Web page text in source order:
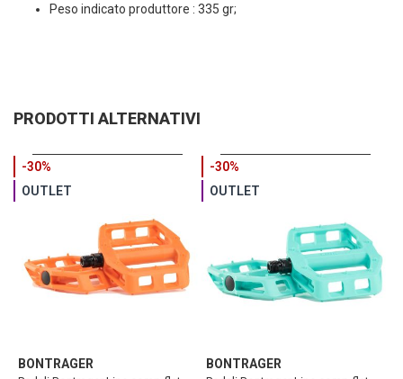
Peso indicato produttore : 335 gr;
PRODOTTI ALTERNATIVI
-30%
OUTLET
BONTRAGER
-30%
OUTLET
BONTRAGER